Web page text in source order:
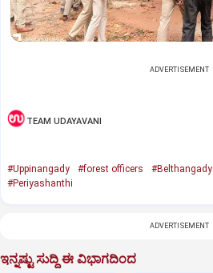
ADVERTISEMENT
TEAM UDAYAVANI
#Uppinangady #forest officers #Belthangady
#Periyashanthi
ADVERTISEMENT
ಇನ್ನಷ್ಟು ಸುದ್ದಿ ಈ ವಿಭಾಗದಿಂದ